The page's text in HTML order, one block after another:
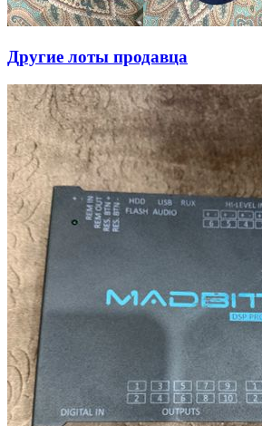
Другие лоты продавца